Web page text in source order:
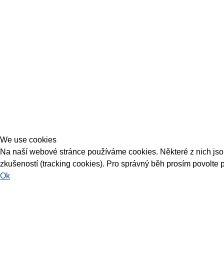
We use cookies
Na naší webové stránce používáme cookies. Některé z nich
zkušeností (tracking cookies). Pro správný běh prosím povolte
Ok